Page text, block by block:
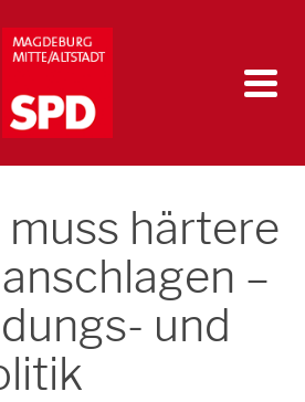
härtere
–
und